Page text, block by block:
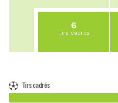
6
Tirs cadrés
Tirs cadrés